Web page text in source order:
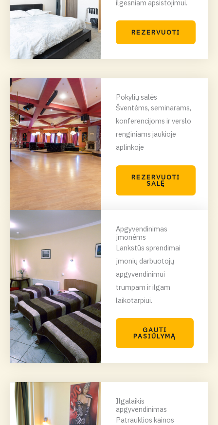
ilgesniam apsistojimui.
REZERVUOTI
Pokylių salės
Šventėms, seminarams,
konferencijoms ir verslo
renginiams jaukioje
aplinkoje
REZERVUOTI
SALĘ
Apgyvendinimas
įmonėms
Lankstūs sprendimai
įmonių darbuotojų
apgyvendinimui
trumpam ir ilgam
laikotarpiui.
GAUTI
PASIŪLYMĄ
Ilgalaikis
apgyvendinimas
Patrauklios kainos